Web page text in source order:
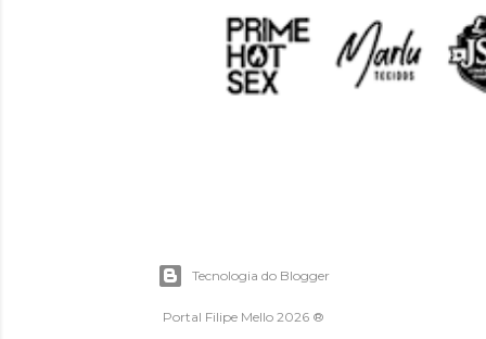
Tecnologia do Blogger
Portal Filipe Mello 2026 ®